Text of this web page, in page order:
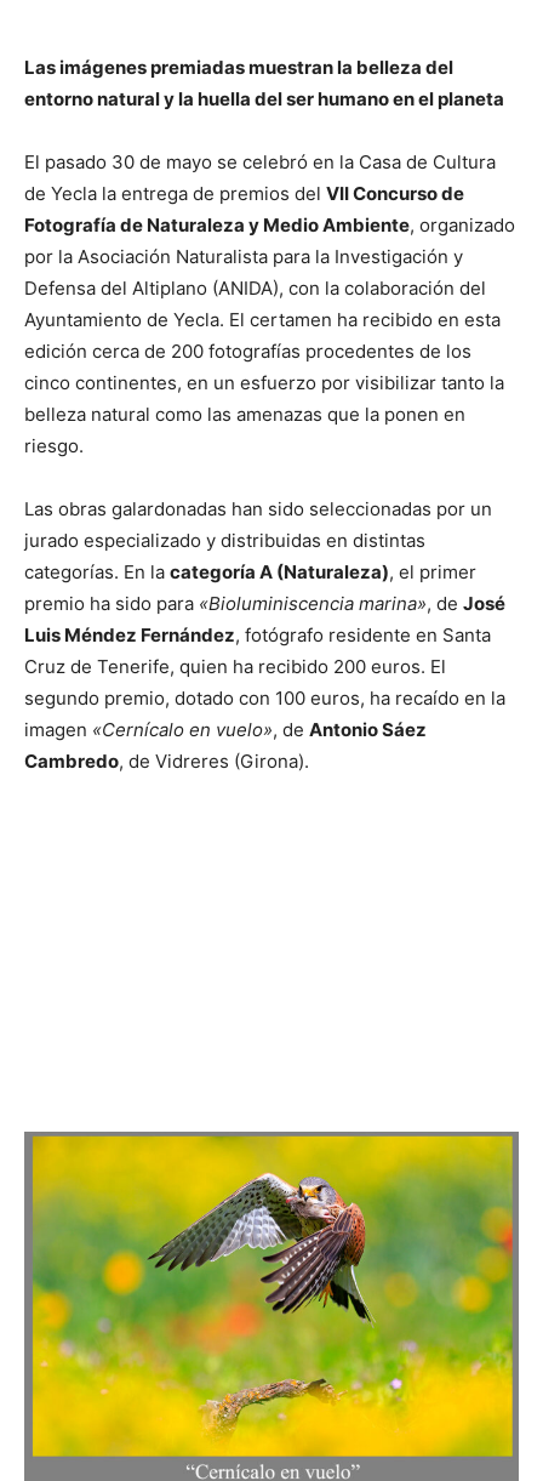
Las imágenes premiadas muestran la belleza del
entorno natural y la huella del ser humano en el planeta
El pasado 30 de mayo se celebró en la Casa de Cultura
de Yecla la entrega de premios del VII Concurso de
Fotografía de Naturaleza y Medio Ambiente, organizado
por la Asociación Naturalista para la Investigación y
Defensa del Altiplano (ANIDA), con la colaboración del
Ayuntamiento de Yecla. El certamen ha recibido en esta
edición cerca de 200 fotografías procedentes de los
cinco continentes, en un esfuerzo por visibilizar tanto la
belleza natural como las amenazas que la ponen en
riesgo.
Las obras galardonadas han sido seleccionadas por un
jurado especializado y distribuidas en distintas
categorías. En la categoría A (Naturaleza), el primer
premio ha sido para «Bioluminiscencia marina», de José
Luis Méndez Fernández, fotógrafo residente en Santa
Cruz de Tenerife, quien ha recibido 200 euros. El
segundo premio, dotado con 100 euros, ha recaído en la
imagen «Cernícalo en vuelo», de Antonio Sáez
Cambredo, de Vidreres (Girona).